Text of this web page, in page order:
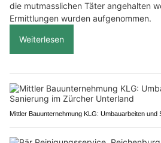
die mutmasslichen Täter angehalten
Ermittlungen wurden aufgenommen.
Weiterlesen
Mittler Bauunternehmung KLG: Umbauarbeiten und